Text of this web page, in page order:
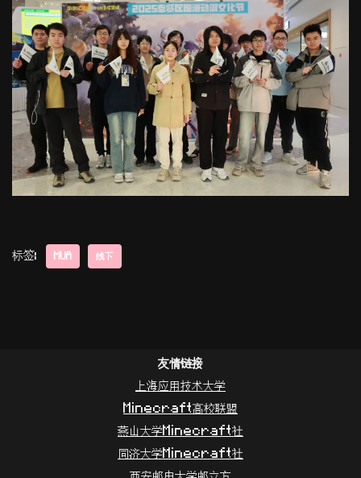
标签: MUA 线下
友情链接
上海应用技术大学
Minecraft高校联盟
燕山大学Minecraft社
同济大学Minecraft社